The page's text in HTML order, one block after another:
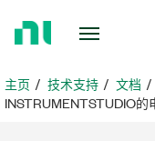
页主页 技术支持 文档
INSTRUMENTSTUDIO的